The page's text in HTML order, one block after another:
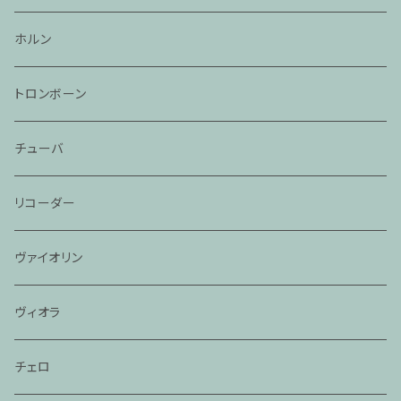
ホルン
トロンボーン
チューバ
リコーダー
ヴァイオリン
ヴィオラ
チェロ